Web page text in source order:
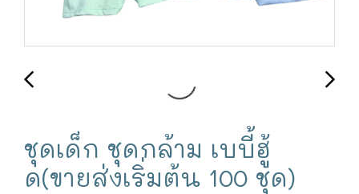
ชุดเด็ก ชุดกล้าม เบบี้ฮู้
ด(ขายส่งเริ่มต้น 100 ชุด)